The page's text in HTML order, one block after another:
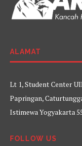
ALAMAT
Lt 1, Student Center
Papringan,
Istimewa Yogyakarta
FOLLOW US